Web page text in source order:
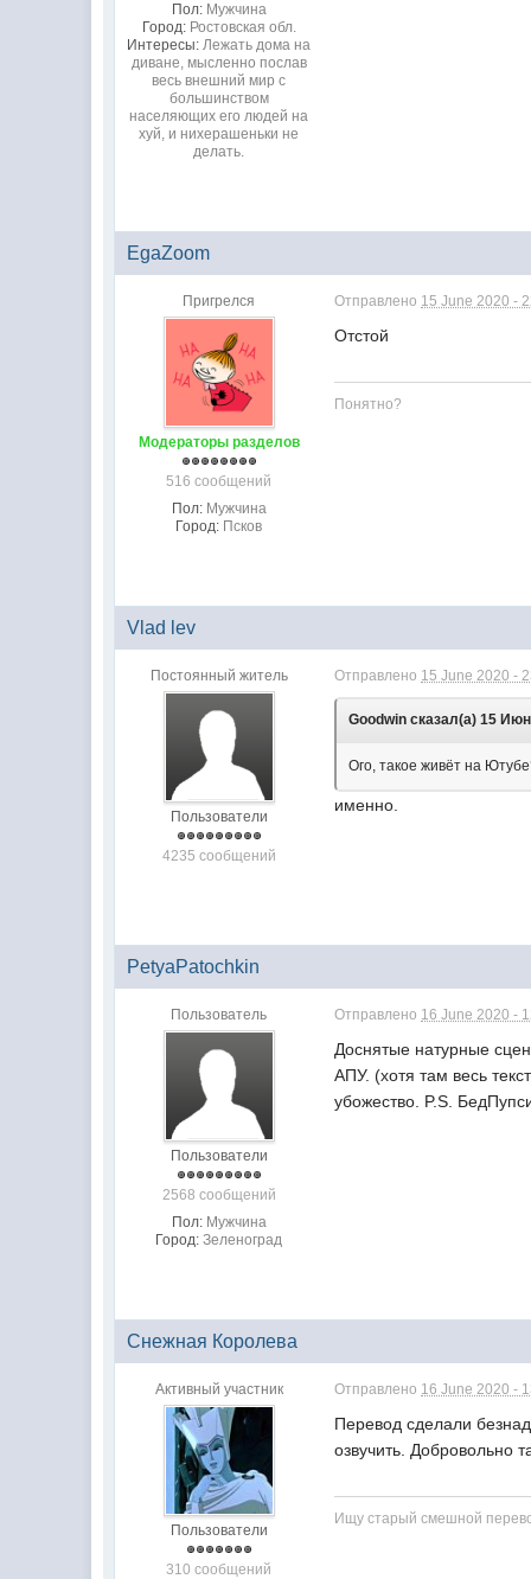
Пол: Мужчина
Город: Ростовская обл.
Интересы: Лежать дома на
диване, мысленно послав
весь внешний мир с
большинством
населяющих его людей на
хуй, и нихерашеньки не
делать.
EgaZoom
Пригрелся
Модераторы разделов
516 сообщений
Пол: Мужчина
Город: Псков
Отправлено 15 June 2020 -
Отстой
Понятно?
Vlad lev
Постоянный житель
Пользователи
4235 сообщений
Отправлено 15 June 2020 -
Goodwin сказал(а) 15
Ого, такое живёт на
именно.
PetyaPatochkin
Пользователь
Пользователи
2568 сообщений
Пол: Мужчина
Город: Зеленоград
Отправлено 16 June 2020 -
Доснятые натурные
АПУ. (хотя там весь
убожество. P.S.
Снежная Королева
Активный участник
Пользователи
310 сообщений
Отправлено 16 June 2020 -
Перевод сделали
озвучить. Добровольно
Ищу старый смешной